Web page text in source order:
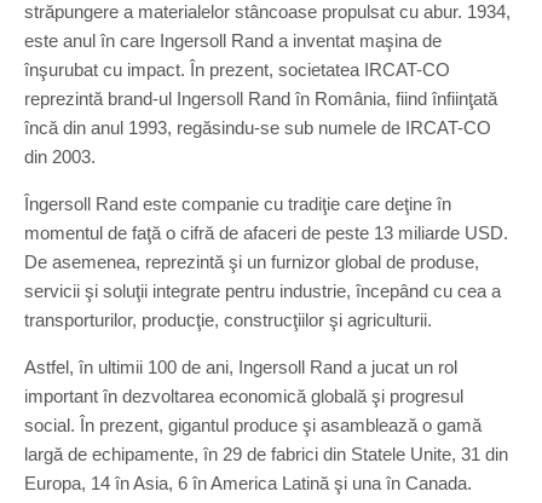
străpungere a materialelor stâncoase propulsat cu abur. 1934,
este anul în care Ingersoll Rand a inventat maşina de
înşurubat cu impact. În prezent, societatea IRCAT-CO
reprezintă brand-ul Ingersoll Rand în România, fiind înfiinţată
încă din anul 1993, regăsindu-se sub numele de IRCAT-CO
din 2003.
Îngersoll Rand este companie cu tradiţie care deţine în
momentul de faţă o cifră de afaceri de peste 13 miliarde USD.
De asemenea, reprezintă şi un furnizor global de produse,
servicii şi soluţii integrate pentru industrie, începând cu cea a
transporturilor, producţie, construcţiilor şi agriculturii.
Astfel, în ultimii 100 de ani, Ingersoll Rand a jucat un rol
important în dezvoltarea economică globală şi progresul
social. În prezent, gigantul produce şi asamblează o gamă
largă de echipamente, în 29 de fabrici din Statele Unite, 31 din
Europa, 14 în Asia, 6 în America Latină şi una în Canada.